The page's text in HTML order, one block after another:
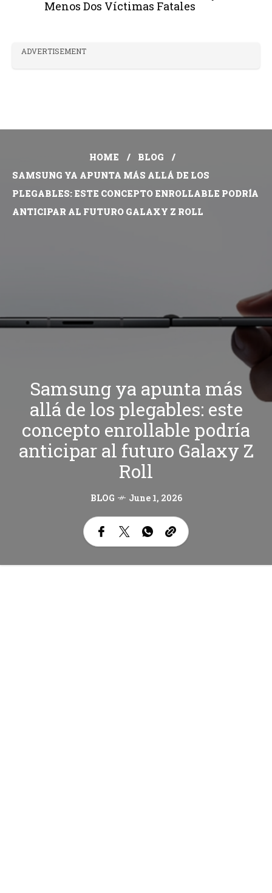
Menos Dos Víctimas Fatales
ADVERTISEMENT
HOME
BLOG
SAMSUNG YA APUNTA MÁS ALLÁ DE LOS
PLEGABLES: ESTE CONCEPTO ENROLLABLE PODRÍA
ANTICIPAR AL FUTURO GALAXY Z ROLL
Samsung ya apunta más
allá de los plegables: este
concepto enrollable podría
anticipar al futuro Galaxy Z
Roll
BLOG June 1, 2026